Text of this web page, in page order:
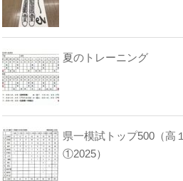
夏のトレーニング
県一模試トップ500（高１
①2025）